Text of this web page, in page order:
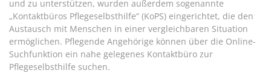
und zu unterstützen, wurden außerdem sogenannte
„Kontaktbüros Pflegeselbsthilfe“ (KoPS) eingerichtet, die den
Austausch mit Menschen in einer vergleichbaren Situation
ermöglichen. Pflegende Angehörige können über die Online-
Suchfunktion ein nahe gelegenes Kontaktbüro zur
Pflegeselbsthilfe suchen.